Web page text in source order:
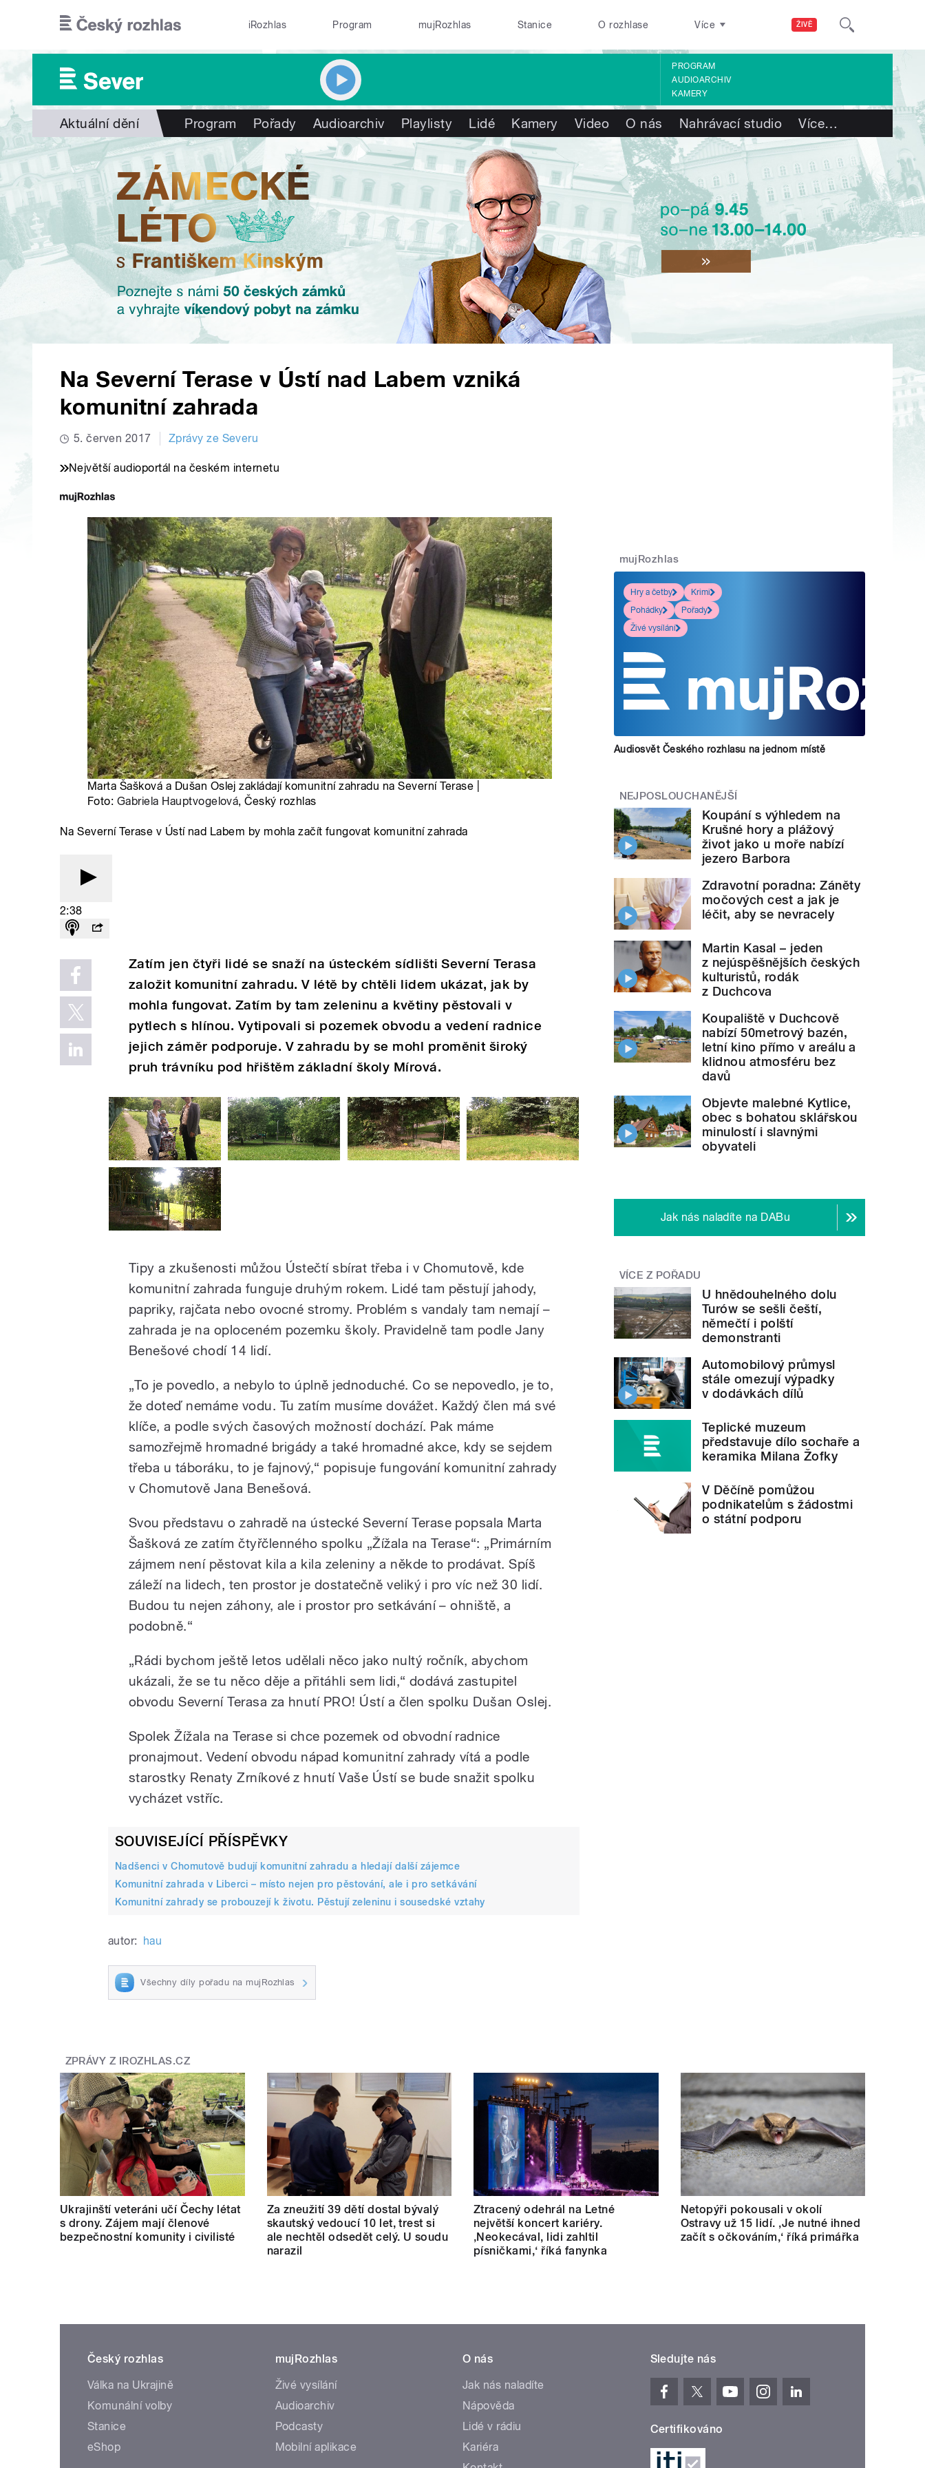
ŽIVĚ
iRozhlas Program mujRozhlas Stanice O rozhlase Více
PROGRAM
AUDIOARCHIV
KAMERY
Aktuální dění Program Pořady Audioarchiv Playlisty Lidé Kamery Video O nás Nahrávací studio Více…
Na Severní Terase v Ústí nad Labem vzniká
komunitní zahrada
5. červen 2017 Zprávy ze Severu
Největší audioportál na českém internetu
Marta Šašková a Dušan Oslej zakládají komunitní zahradu na Severní Terase |
Foto: Gabriela Hauptvogelová, Český rozhlas
Na Severní Terase v Ústí nad Labem by mohla začít fungovat komunitní zahrada
2:38
Zatím jen čtyři lidé se snaží na ústeckém sídlišti Severní Terasa
založit komunitní zahradu. V létě by chtěli lidem ukázat, jak by
mohla fungovat. Zatím by tam zeleninu a květiny pěstovali v
pytlech s hlínou. Vytipovali si pozemek obvodu a vedení radnice
jejich záměr podporuje. V zahradu by se mohl proměnit široký
pruh trávníku pod hřištěm základní školy Mírová.
Tipy a zkušenosti můžou Ústečtí sbírat třeba i v Chomutově, kde
komunitní zahrada funguje druhým rokem. Lidé tam pěstují jahody,
papriky, rajčata nebo ovocné stromy. Problém s vandaly tam nemají –
zahrada je na oploceném pozemku školy. Pravidelně tam podle Jany
Benešové chodí 14 lidí.
„To je povedlo, a nebylo to úplně jednoduché. Co se nepovedlo, je to,
že doteď nemáme vodu. Tu zatím musíme dovážet. Každý člen má své
klíče, a podle svých časových možností dochází. Pak máme
samozřejmě hromadné brigády a také hromadné akce, kdy se sejdem
třeba u táboráku, to je fajnový,“ popisuje fungování komunitní zahrady
v Chomutově Jana Benešová.
Svou představu o zahradě na ústecké Severní Terase popsala Marta
Šašková ze zatím čtyřčlenného spolku „Žížala na Terase“: „Primárním
zájmem není pěstovat kila a kila zeleniny a někde to prodávat. Spíš
záleží na lidech, ten prostor je dostatečně veliký i pro víc než 30 lidí.
Budou tu nejen záhony, ale i prostor pro setkávání – ohniště, a
podobně.“
„Rádi bychom ještě letos udělali něco jako nultý ročník, abychom
ukázali, že se tu něco děje a přitáhli sem lidi,“ dodává zastupitel
obvodu Severní Terasa za hnutí PRO! Ústí a člen spolku Dušan Oslej.
Spolek Žížala na Terase si chce pozemek od obvodní radnice
pronajmout. Vedení obvodu nápad komunitní zahrady vítá a podle
starostky Renaty Zrníkové z hnutí Vaše Ústí se bude snažit spolku
vycházet vstříc.
SOUVISEJÍCÍ PŘÍSPĚVKY
Nadšenci v Chomutově budují komunitní zahradu a hledají další zájemce
Komunitní zahrada v Liberci – místo nejen pro pěstování, ale i pro setkávání
Komunitní zahrady se probouzejí k životu. Pěstují zeleninu i sousedské vztahy
autor: hau
Všechny díly pořadu na mujRozhlas
mujRozhlas
Hry a četby
Krimi
Pohádky
Pořady
Živé vysílání
Audiosvět Českého rozhlasu na jednom místě
NEJPOSLOUCHANĚJŠÍ
Koupání s výhledem na
Krušné hory a plážový
život jako u moře nabízí
jezero Barbora
Zdravotní poradna: Záněty
močových cest a jak je
léčit, aby se nevracely
Martin Kasal – jeden
z nejúspěšnějších českých
kulturistů, rodák
z Duchcova
Koupaliště v Duchcově
nabízí 50metrový bazén,
letní kino přímo v areálu a
klidnou atmosféru bez
davů
Objevte malebné Kytlice,
obec s bohatou sklářskou
minulostí i slavnými
obyvateli
Jak nás naladíte na DABu
VÍCE Z POŘADU
U hnědouhelného dolu
Turów se sešli čeští,
němečtí i polští
demonstranti
Automobilový průmysl
stále omezují výpadky
v dodávkách dílů
Teplické muzeum
představuje dílo sochaře a
keramika Milana Žofky
V Děčíně pomůžou
podnikatelům s žádostmi
o státní podporu
ZPRÁVY Z IROZHLAS.CZ
Ukrajinští veteráni učí Čechy létat
s drony. Zájem mají členové
bezpečnostní komunity i civilisté
Za zneužití 39 dětí dostal bývalý
skautský vedoucí 10 let, trest si
ale nechtěl odsedět celý. U soudu
narazil
Ztracený odehrál na Letné
největší koncert kariéry.
‚Neokecával, lidi zahltil
písničkami,‘ říká fanynka
Netopýři pokousali v okolí
Ostravy už 15 lidí. ‚Je nutné ihned
začít s očkováním,‘ říká primářka
Český rozhlas
Válka na Ukrajině
Komunální volby
Stanice
eShop
mujRozhlas
Živé vysílání
Audioarchiv
Podcasty
Mobilní aplikace
O nás
Jak nás naladíte
Nápověda
Lidé v rádiu
Kariéra
Sledujte nás
Certifikováno